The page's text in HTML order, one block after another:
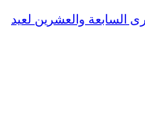
السابعة والعشرين لعيد